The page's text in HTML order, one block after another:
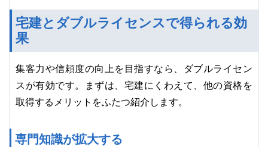
宅建とダブルライセンスで得られる効
果
集客力や信頼度の向上を目指すなら、ダブルライセン
スが有効です。まずは、宅建にくわえて、他の資格を
取得するメリットをふたつ紹介します。
専門知識が拡大する